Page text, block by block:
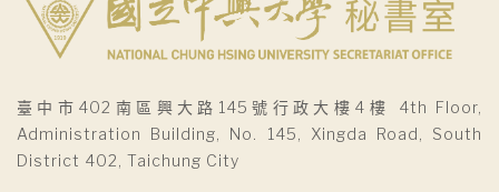
臺中市402南區興大路145號行政大樓4樓 4th Floor,
Administration Building, No. 145, Xingda Road, South
District 402, Taichung City